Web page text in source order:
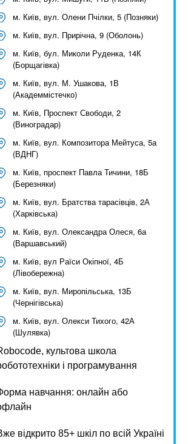
м. Київ, вул. Олени Пчілки, 5 (Позняки)
м. Київ, вул. Прирічна, 9 (Оболонь)
м. Київ, бул. Миколи Руденка, 14К
(Борщагівка)
м. Київ, вул. М. Ушакова, 1В
(Академмістечко)
м. Київ, Проспект Свободи, 2
(Виноградар)
м. Київ, вул. Композитора Мейтуса, 5а
(ВДНГ)
м. Київ, проспект Павла Тичини, 18Б
(Березняки)
м. Київ, вул. Братства тарасівців, 2А
(Харківська)
м. Київ, вул. Олександра Олеся, 6а
(Варшавський)
м. Київ, вул Раїси Окіпної, 4Б
(Лівобережна)
м. Київ, вул. Миропільська, 13Б
(Чернігівська)
м. Київ, вул. Олекси Тихого, 42А
(Шулявка)
культова школа
і програмування
навчання: онлайн або
відкрито 85+ шкіл по всій Україні